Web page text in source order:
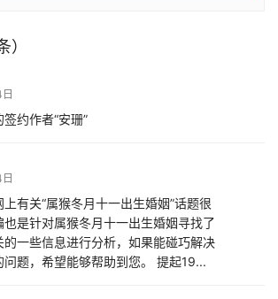
）
约作者“安珊”
有关“属猴冬月十一出生婚姻”话题很
也是针对属猴冬月十一出生婚姻寻找了
的一些信息进行分析，如果能碰巧解决
问题，希望能够帮助到您。 提起19...